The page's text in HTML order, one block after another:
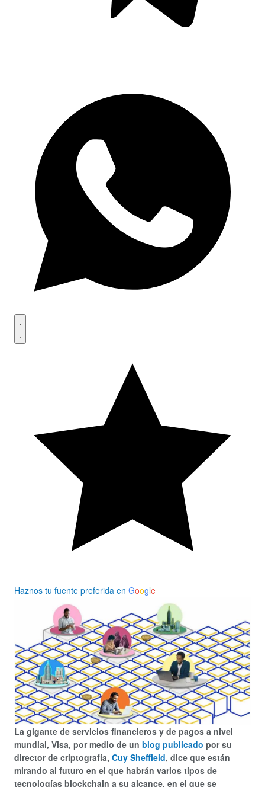
Haznos tu fuente preferida en Google
La gigante de servicios financieros y de pagos a nivel
mundial, Visa, por medio de un blog publicado por su
director de criptografía, Cuy Sheffield, dice que están
mirando al futuro en el que habrán varios tipos de
tecnologías blockchain a su alcance, en el que se